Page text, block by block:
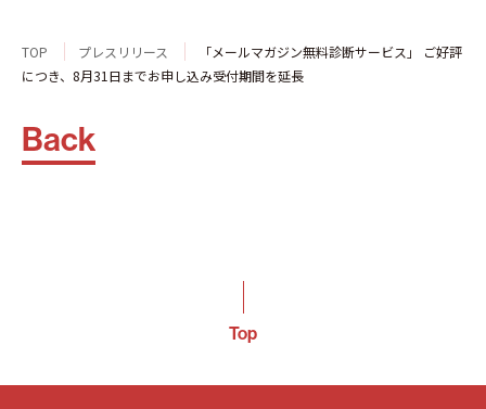
TOP プレスリリース
「メールマガジン無料診断サービス」 ご好評
につき、8月31日までお申し込み受付期間を延長
Back
Top